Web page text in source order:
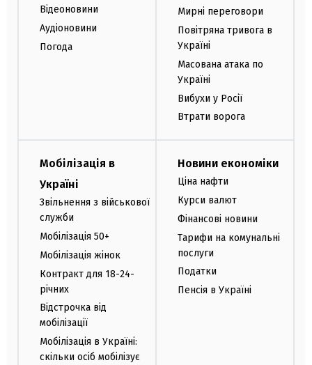
Відеоновини
Аудіоновини
Погода
Мирні переговори
Повітряна тривога в
Україні
Масована атака по
Україні
Вибухи у Росії
Втрати ворога
Мобілізація в
Україні
Звільнення з військової
служби
Мобілізація 50+
Мобілізація жінок
Контракт для 18-24-
річних
Відстрочка від
мобілізації
Мобілізація в Україні:
скільки осіб мобілізує
Новини економіки
Ціна нафти
Курси валют
Фінансові новини
Тарифи на комунальні
послуги
Податки
Пенсія в Україні